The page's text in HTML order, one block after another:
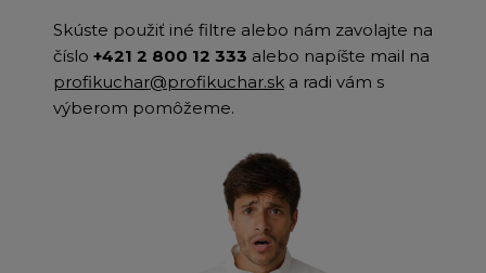
Skúste použiť iné filtre alebo nám zavolajte na
číslo +421 2 800 12 333 alebo napíšte mail na
profikuchar@profikuchar.sk a radi vám s
výberom pomôžeme.